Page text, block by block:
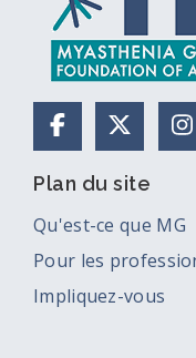
Facebook
X
Plan du site
Qu'est-ce que MG
Pour les
Impliquez-vous